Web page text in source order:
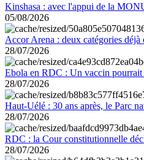
Kinshasa : avec l'appui de la
05/08/2026
Accor Arena : deux catégories
28/07/2026
Ebola en RDC : Un vaccin pourrait
28/07/2026
Haut-Uélé : 30 ans après, le Parc
28/07/2026
RDC : la Cour constitutionnelle
28/07/2026